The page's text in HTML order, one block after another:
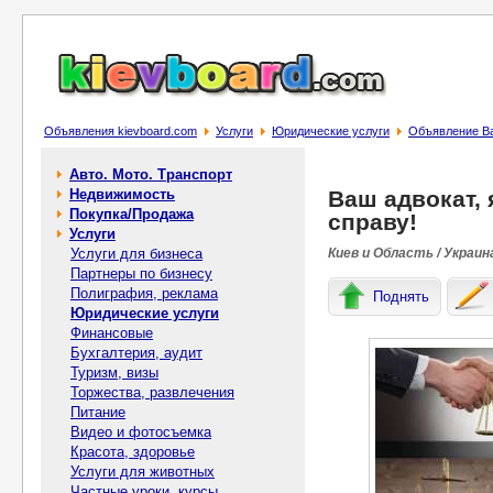
Объявления kievboard.com Услуги Юридические услуги Объявление
Авто. Мото. Транспорт
Недвижимость
Покупка/Продажа
Услуги
Услуги для бизнеса
Партнеры по бизнесу
Полиграфия, реклама
Юридические услуги
Финансовые
Бухгалтерия, аудит
Туризм, визы
Торжества, развлечения
Питание
Видео и фотосъемка
Красота, здоровье
Услуги для животных
Ваш адвокат,
справу!
Киев и Область /
Поднять